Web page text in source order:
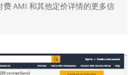
费 AMI 和其他定价详情的更多信